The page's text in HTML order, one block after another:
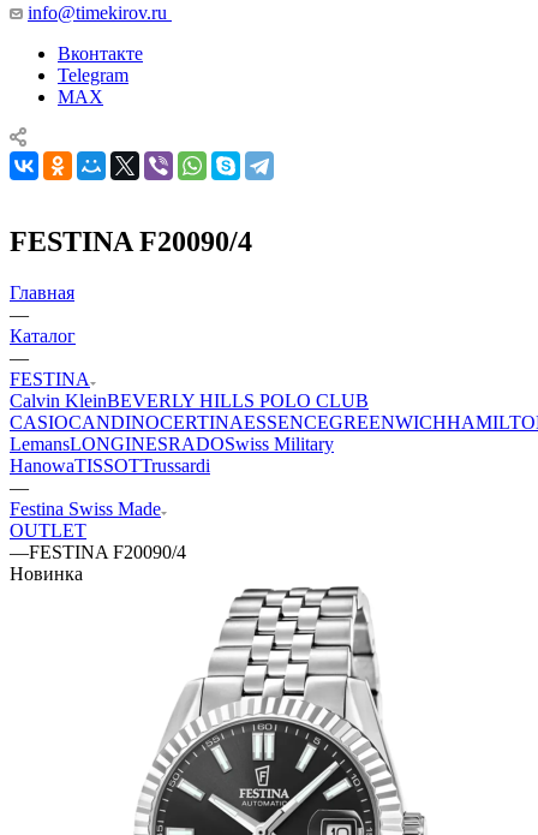
info@timekirov.ru
Вконтакте
Telegram
MAX
FESTINA F20090/4
Главная
—
Каталог
—
FESTINA
Calvin KleinBEVERLY HILLS POLO CLUB
CASIOCANDINOCERTINAESSENCEGREENWICH
LemansLONGINESRADOSwiss Military
HanowaTISSOTTrussardi
—
Festina Swiss Made
OUTLET
—FESTINA F20090/4
Новинка